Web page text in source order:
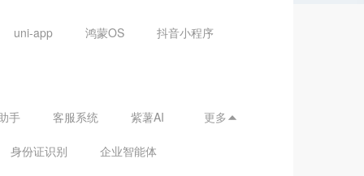
uni-app 鸿蒙OS 抖音小程序
手 客服系统 紫薯AI
身份证识别 企业智能体
更多 